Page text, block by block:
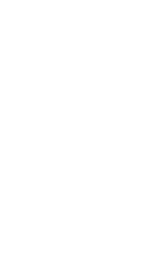
i Danmark